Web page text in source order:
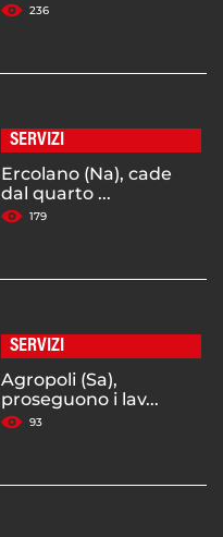
236
SERVIZI
Ercolano (Na), cade
dal quarto ...
179
SERVIZI
Agropoli (Sa),
proseguono i lav...
93